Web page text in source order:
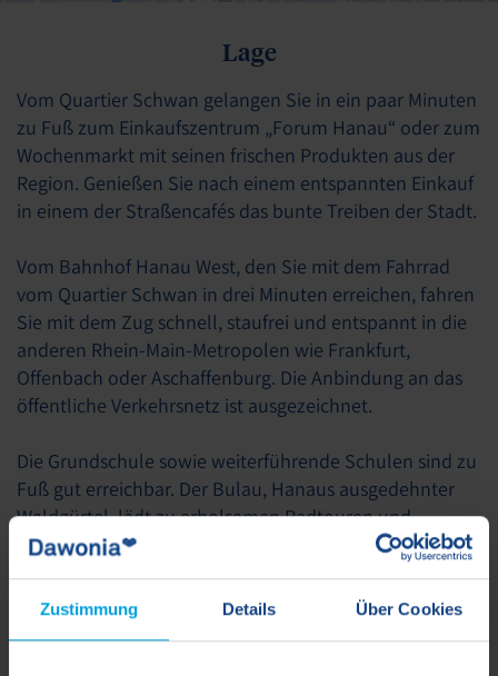
Zustimmung Details Über Cookies
Lage
Vom Quartier Schwan gelangen Sie in ein paar Minuten
zu Fuß zum Einkaufszentrum „Forum Hanau“ oder zum
Wochenmarkt mit seinen frischen Produkten aus der
Region. Genießen Sie nach einem entspannten Einkauf
in einem der Straßencafés das bunte Treiben der Stadt.
Vom Bahnhof Hanau West, den Sie mit dem Fahrrad
vom Quartier Schwan in drei Minuten erreichen, fahren
Sie mit dem Zug schnell, staufrei und entspannt in die
anderen Rhein-Main-Metropolen wie Frankfurt,
Offenbach oder Aschaffenburg. Die Anbindung an das
öffentliche Verkehrsnetz ist ausgezeichnet.
Die Grundschule sowie weiterführende Schulen sind zu
Fuß gut erreichbar. Der Bulau, Hanaus ausgedehnter
Waldgürtel, lädt zu erholsamen Radtouren und
Spaziergängen ein.
Hinweise